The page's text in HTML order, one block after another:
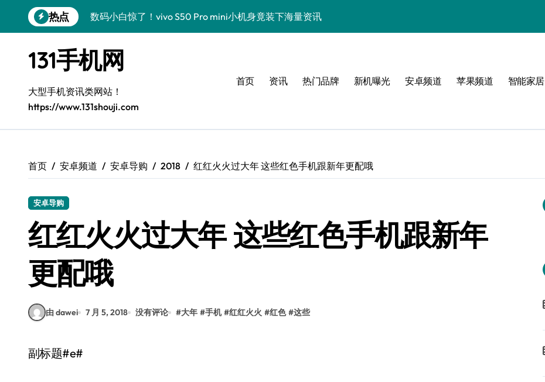
到
热点
数码小白惊了！vivo S50 Pro mini小机身竟装下海量资讯
数码小白惊了！三星S26这些黑科技是要逆天啦！
数码小白惊了！三星Z Fold7新亮点被手机管家全曝光
S25 Ultra颜值炸裂，定制主题太绝了！
S24+上新，手机变美超简单！
A56 5G新机登场，颜值性能都在线！
数码小白必看！vivo S50新功能优惠大揭秘，玩机更高效！
131手机网
大型手机资讯类网站！
https://www.131shouji.com
首页 资讯 热门品牌 新机曝光 安卓频道 苹果频道 智能家居
首页 安卓频道 安卓导购 2018 红红火火过大年 这些红色手机跟新年更配哦
安卓导购
红红火火过大年 这些红色手机跟新年
更配哦
由 dawei 7 月 5, 2018 没有评论 #大年 #手机 #红红火火 #红色 #这些
副标题#e#